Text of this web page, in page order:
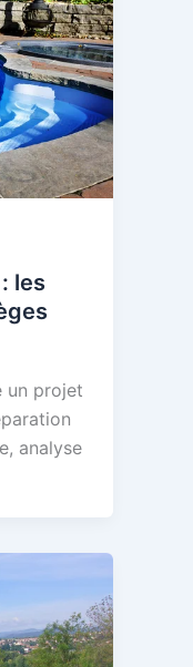
les
un projet
analyse